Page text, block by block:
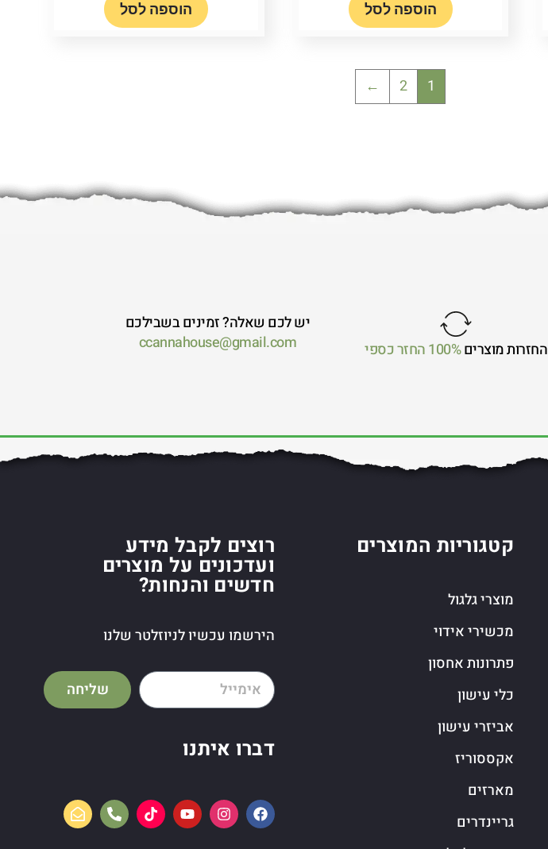
הוספה לסל הוספה לסל
1
2
←
החזרות מוצרים100% החזר כספי
יש לכם שאלה? זמינים בשבילכם
ccannahouse@gmail.com
קטגוריות המוצרים
מוצרי גלגול
מכשירי אידוי
פתרונות אחסון
כלי עישון
אביזרי עישון
אקססוריז
מארזים
גריינדרים
רוצים לקבל מידע
ועדכונים על מוצרים
חדשים והנחות?
הירשמו עכשיו לניוזלטר שלנו
שליחה
דברו איתנו